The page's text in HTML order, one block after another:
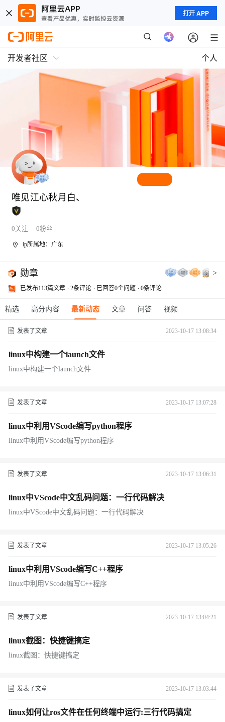
打开 APP
开发者社区 个人
唯见江心秋月白、
0关注 0粉丝
ip所属地：广东
勋章 >
已发布113篇文章 2条评论 已回答0个问题 0条评论
精选 高分内容 最新动态 文章 问答 视频
发表了文章 2023-10-17 13:08:34
linux中构建一个launch文件
linux中构建一个launch文件
发表了文章 2023-10-17 13:07:28
linux中利用VScode编写python程序
linux中利用VScode编写python程序
发表了文章 2023-10-17 13:06:31
linux中VScode中文乱码问题：一行代码解决
linux中VScode中文乱码问题：一行代码解决
发表了文章 2023-10-17 13:05:26
linux中利用VScode编写C++程序
linux中利用VScode编写C++程序
发表了文章 2023-10-17 13:04:21
linux截图：快捷键搞定
linux截图：快捷键搞定
发表了文章 2023-10-17 13:03:44
linux如何让ros文件在任何终端中运行:三行代码搞定